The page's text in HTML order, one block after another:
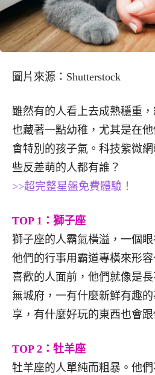
圖片來源：Shutterstock
雖然有的人看上去成熟穩重
也藏著一點幼稚，尤其是在
會特別的孩子氣。科技紫微
些反差萌的人都有誰？
>>超完整星盤免費體驗！
TOP 1：獅子座
獅子座的人霸氣橫溢，一個眼
他們的行事用霸道專橫來形
喜歡的人面前，他們就像是
無城府，一有什麼新鮮有趣
享，有什麼好玩的東西也會跟
TOP 2：牡羊座
牡羊座的人單純而粗暴。他